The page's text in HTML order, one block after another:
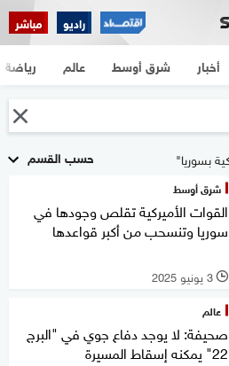
راديو مباشر
أخبار شرق أوسط عالم رياضة
حسب القسم
شرق أوسط
القوات الأميركية تقلص وجودها في
سوريا وتنسحب من أكبر قواعدها
l 3 يونيو 2025
عالم
صحيفة: لا يوجد دفاع جوي في "البرج
22" يمكنه إسقاط المسيرة